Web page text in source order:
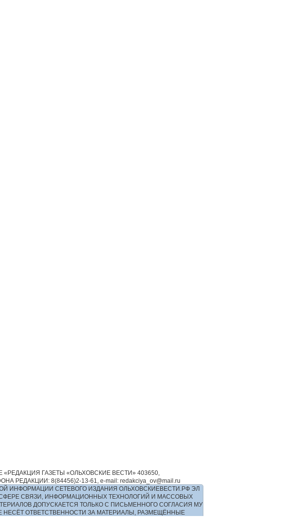
ГАЗЕТЫ «ОЛЬХОВСКИЕ ВЕСТИ» 403650,
8(84456)2-13-61, e-mail: redakciya_ov@mail.ru
ИНФОРМАЦИИ СЕТЕВОГО ИЗДАНИЯ ОЛЬХОВСКИЕВЕСТИ.РФ ЭЛ
СФЕРЕ СВЯЗИ, ИНФОРМАЦИОННЫХ ТЕХНОЛОГИЙ И МАССОВЫХ
ДОПУСКАЕТСЯ ТОЛЬКО С ПИСЬМЕННОГО СОГЛАСИЯ МУ
НЕСЁТ ОТВЕТСТВЕННОСТИ ЗА МАТЕРИАЛЫ, РАЗМЕЩЁННЫЕ